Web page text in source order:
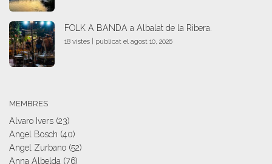
FOLK A BANDA a Albalat de la Ribera.
18 vistes | publicat el agost 10, 2026
MEMBRES
Alvaro Ivers (23)
Angel Bosch (40)
Angel Zurbano (52)
Anna Albelda (76)